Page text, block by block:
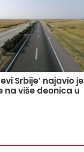
Srbije’ najavio je
na više deonica u